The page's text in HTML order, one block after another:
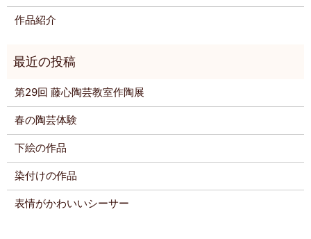
作品紹介
第29回 藤心陶芸教室作陶展
春の陶芸体験
下絵の作品
染付けの作品
表情がかわいいシーサー